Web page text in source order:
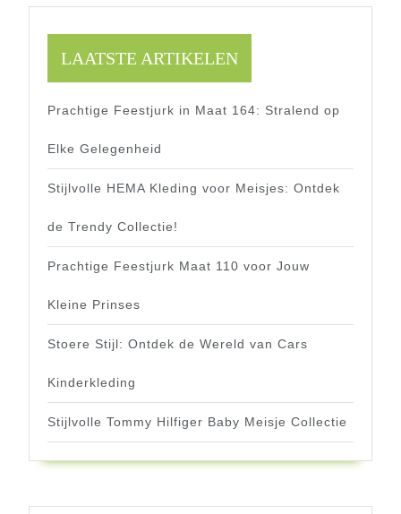
LAATSTE ARTIKELEN
Prachtige Feestjurk in Maat 164: Stralend op
Elke Gelegenheid
Stijlvolle HEMA Kleding voor Meisjes: Ontdek
de Trendy Collectie!
Prachtige Feestjurk Maat 110 voor Jouw
Kleine Prinses
Stoere Stijl: Ontdek de Wereld van Cars
Kinderkleding
Stijlvolle Tommy Hilfiger Baby Meisje Collectie